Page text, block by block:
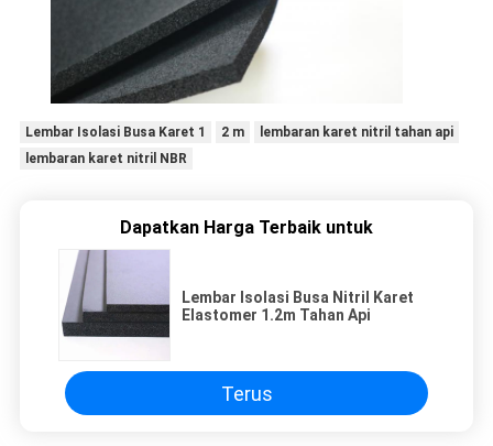
Lembar Isolasi Busa Karet 1 2 m
lembaran karet nitril tahan api
lembaran karet nitril NBR
Dapatkan Harga Terbaik untuk
Lembar Isolasi Busa Nitril Karet
Elastomer 1.2m Tahan Api
Terus